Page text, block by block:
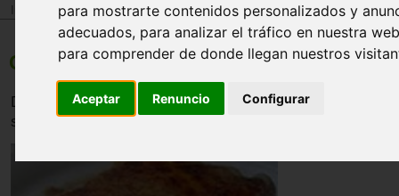
para mostrarte contenidos personalizados y
adecuados, para analizar el tráfico en nuestra
para comprender de donde llegan nuestros
Aceptar Renuncio Configurar
Recetas>Pastas y arroces
Canelones de sesos
De valor nutricional parecido a la carne magra, las
sobre todo, en hierro, cobre y potasio.